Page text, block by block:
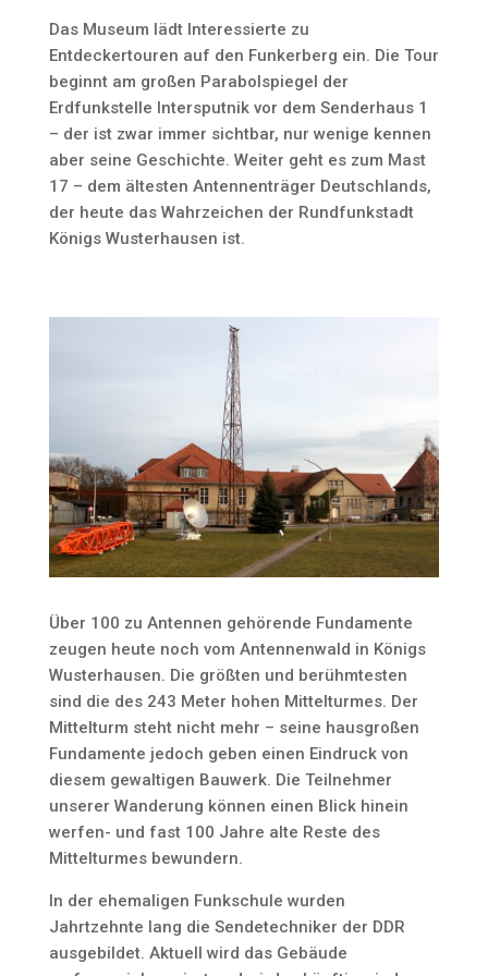
Das Museum lädt Interessierte zu
Entdeckertouren auf den Funkerberg ein. Die Tour
beginnt am großen Parabolspiegel der
Erdfunkstelle Intersputnik vor dem Senderhaus 1
– der ist zwar immer sichtbar, nur wenige kennen
aber seine Geschichte. Weiter geht es zum Mast
17 – dem ältesten Antennenträger Deutschlands,
der heute das Wahrzeichen der Rundfunkstadt
Königs Wusterhausen ist.
Über 100 zu Antennen gehörende Fundamente
zeugen heute noch vom Antennenwald in Königs
Wusterhausen. Die größten und berühmtesten
sind die des 243 Meter hohen Mittelturmes. Der
Mittelturm steht nicht mehr – seine hausgroßen
Fundamente jedoch geben einen Eindruck von
diesem gewaltigen Bauwerk. Die Teilnehmer
unserer Wanderung können einen Blick hinein
werfen- und fast 100 Jahre alte Reste des
Mittelturmes bewundern.
In der ehemaligen Funkschule wurden
Jahrtzehnte lang die Sendetechniker der DDR
ausgebildet. Aktuell wird das Gebäude